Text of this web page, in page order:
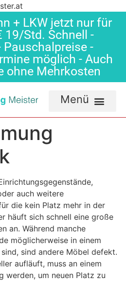
+ LKW jetzt nur für
19/Std. Schnell -
Pauschalpreise -
möglich - Auch
ohne Mehrkosten
auch weitere
die kein Platz mehr in der
häuft sich schnell eine große
an. Während manche
möglicherweise in einem
sind andere Möbel defekt.
aufläuft, muss an einem
werden, um neuen Platz zu